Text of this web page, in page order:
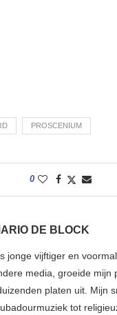
PROSCENIUM
0
DE BLOCK
jonge vijftiger en
media, groeide mijn
platen uit. Mijn
tot